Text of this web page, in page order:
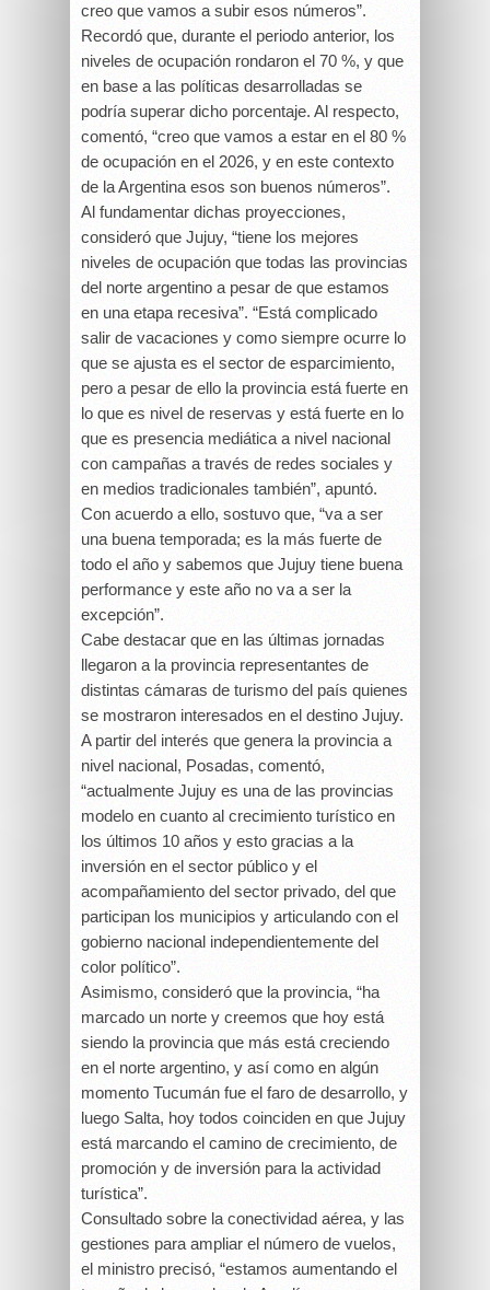
creo que vamos a subir esos números”.
Recordó que, durante el periodo anterior, los
niveles de ocupación rondaron el 70 %, y que
en base a las políticas desarrolladas se
podría superar dicho porcentaje. Al respecto,
comentó, “creo que vamos a estar en el 80 %
de ocupación en el 2026, y en este contexto
de la Argentina esos son buenos números”.
Al fundamentar dichas proyecciones,
consideró que Jujuy, “tiene los mejores
niveles de ocupación que todas las provincias
del norte argentino a pesar de que estamos
en una etapa recesiva”. “Está complicado
salir de vacaciones y como siempre ocurre lo
que se ajusta es el sector de esparcimiento,
pero a pesar de ello la provincia está fuerte en
lo que es nivel de reservas y está fuerte en lo
que es presencia mediática a nivel nacional
con campañas a través de redes sociales y
en medios tradicionales también”, apuntó.
Con acuerdo a ello, sostuvo que, “va a ser
una buena temporada; es la más fuerte de
todo el año y sabemos que Jujuy tiene buena
performance y este año no va a ser la
excepción”.
Cabe destacar que en las últimas jornadas
llegaron a la provincia representantes de
distintas cámaras de turismo del país quienes
se mostraron interesados en el destino Jujuy.
A partir del interés que genera la provincia a
nivel nacional, Posadas, comentó,
“actualmente Jujuy es una de las provincias
modelo en cuanto al crecimiento turístico en
los últimos 10 años y esto gracias a la
inversión en el sector público y el
acompañamiento del sector privado, del que
participan los municipios y articulando con el
gobierno nacional independientemente del
color político”.
Asimismo, consideró que la provincia, “ha
marcado un norte y creemos que hoy está
siendo la provincia que más está creciendo
en el norte argentino, y así como en algún
momento Tucumán fue el faro de desarrollo, y
luego Salta, hoy todos coinciden en que Jujuy
está marcando el camino de crecimiento, de
promoción y de inversión para la actividad
turística”.
Consultado sobre la conectividad aérea, y las
gestiones para ampliar el número de vuelos,
el ministro precisó, “estamos aumentando el